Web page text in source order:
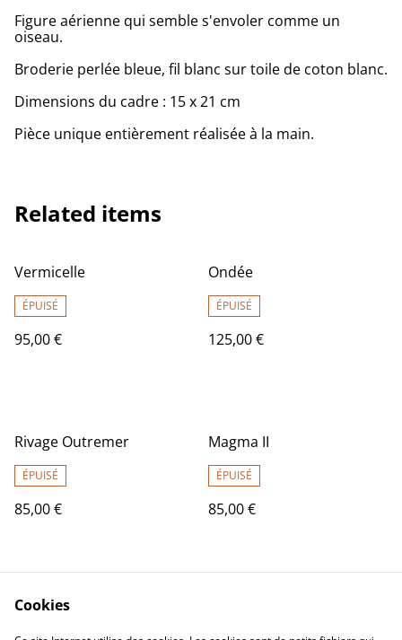
Figure aérienne qui semble s'envoler comme un
oiseau.
Broderie perlée bleue, fil blanc sur toile de coton blanc.
Dimensions du cadre : 15 x 21 cm
Pièce unique entièrement réalisée à la main.
Related items
Vermicelle
ÉPUISÉ
95,00 €
Ondée
ÉPUISÉ
125,00 €
Rivage Outremer
ÉPUISÉ
85,00 €
Magma II
ÉPUISÉ
85,00 €
Cookies